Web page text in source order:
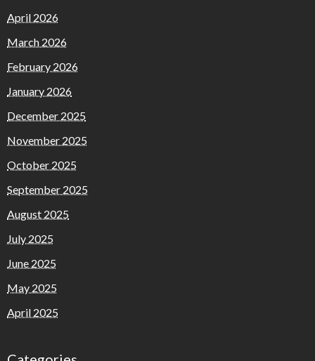
April 2026
March 2026
February 2026
January 2026
December 2025
November 2025
October 2025
September 2025
August 2025
July 2025
June 2025
May 2025
April 2025